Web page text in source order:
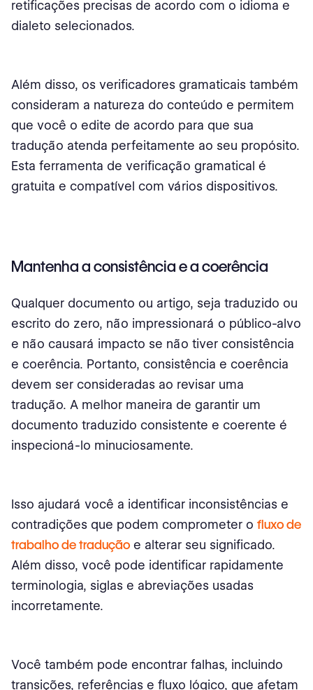
retificações precisas de acordo com o idioma e
dialeto selecionados.
Além disso, os verificadores gramaticais também
consideram a natureza do conteúdo e permitem
que você o edite de acordo para que sua
tradução atenda perfeitamente ao seu propósito.
Esta ferramenta de verificação gramatical é
gratuita e compatível com vários dispositivos.
Mantenha a consistência e a coerência
Qualquer documento ou artigo, seja traduzido ou
escrito do zero, não impressionará o público-alvo
e não causará impacto se não tiver consistência
e coerência. Portanto, consistência e coerência
devem ser consideradas ao revisar uma
tradução. A melhor maneira de garantir um
documento traduzido consistente e coerente é
inspecioná-lo minuciosamente.
Isso ajudará você a identificar inconsistências e
contradições que podem comprometer o fluxo de
trabalho de tradução e alterar seu significado.
Além disso, você pode identificar rapidamente
terminologia, siglas e abreviações usadas
incorretamente.
Você também pode encontrar falhas, incluindo
transições, referências e fluxo lógico, que afetam